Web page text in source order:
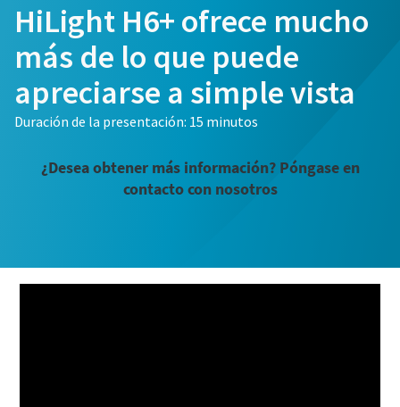
HiLight H6+ ofrece mucho
más de lo que puede
apreciarse a simple vista
Duración de la presentación: 15 minutos
¿Desea obtener más información? Póngase en
contacto con nosotros